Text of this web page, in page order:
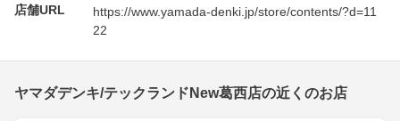
店舗URL
https://www.yamada-denki.jp/store/contents/?d=11
22
ヤマダデンキ/テックランドNew葛西店の近くのお店